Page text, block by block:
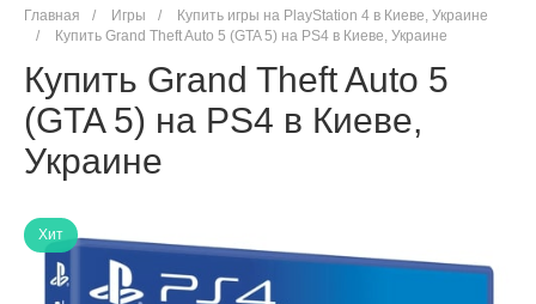
Главная / Игры /
Купить игры на PlayStation 4 в Киеве, Украине
/
Купить Grand Theft Auto 5 (GTA 5) на PS4 в Киеве, Украине
Купить Grand Theft Auto 5
(GTA 5) на PS4 в Киеве,
Украине
Хит